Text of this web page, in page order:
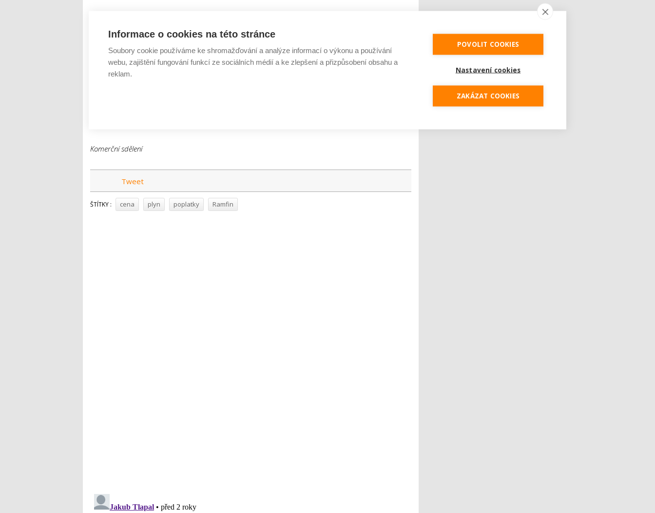
dodavateli. Ty mu pomáhají pokrýt režijní náklady spojené s dodávkami plynu, stejně tak i další
nutné náklady související s jeho fungováním. Výše fixních poplatků se může lišit dle zvoleného
produktu.
Komerční sdělení
Tweet
ŠTÍTKY : cena plyn poplatky Ramfin
Informace o cookies na této stránce
Soubory cookie používáme ke shromažďování a analýze informací o výkonu a používání
webu, zajištění fungování funkcí ze sociálních médií a ke zlepšení a přizpůsobení obsahu a
reklam.
POVOLIT COOKIES
Nastavení cookies
ZAKÁZAT COOKIES